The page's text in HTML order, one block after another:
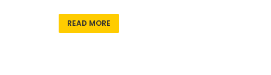
READ MORE